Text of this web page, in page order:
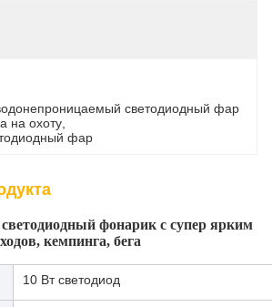
светодиодный фар
на охоту
фар
фонарик с супер ярким
кемпинга, бега
10 Вт светодиод